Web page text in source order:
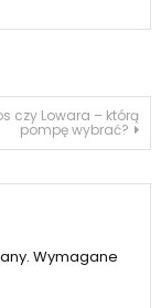
czy Lowara – którą
pompę wybrać?
Wymagane